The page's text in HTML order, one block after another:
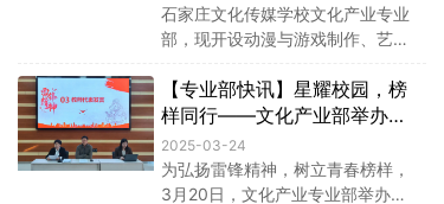
石家庄文化传媒学校文化产业专业
部，现开设动漫与游戏制作、艺术
骨干和特色专业，并与河北工艺美
术职业学院合作开展“3+2”中高职贯
通培养。
【专业部快讯】星耀校园，榜
样同行——文化产业部举办学
雷锋纪念日“校园之星”表彰会
2025-03-24
为弘扬雷锋精神，树立青春榜样，
3月20日，文化产业专业部举办学